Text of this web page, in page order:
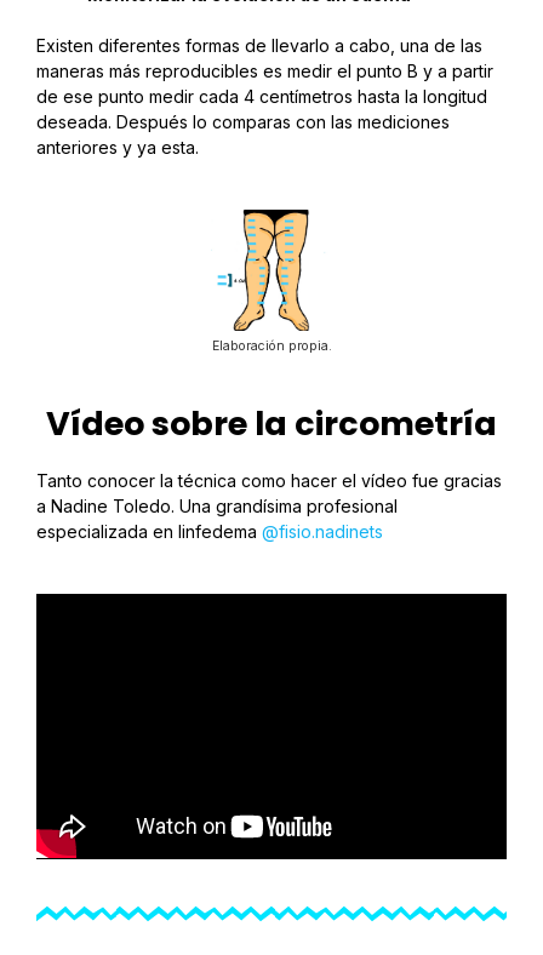
Existen diferentes formas de llevarlo a cabo, una de las
maneras más reproducibles es medir el punto B y a partir
de ese punto medir cada 4 centímetros hasta la longitud
deseada. Después lo comparas con las mediciones
anteriores y ya esta.
Elaboración propia.
Vídeo sobre la circometría
Tanto conocer la técnica como hacer el vídeo fue gracias
a Nadine Toledo. Una grandísima profesional
especializada en linfedema @fisio.nadinets